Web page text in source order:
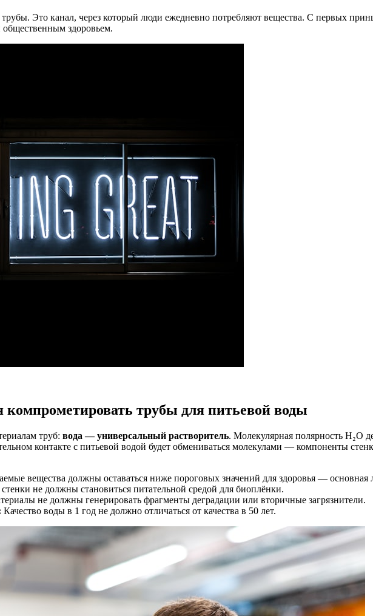
Это канал, через который люди ежедневно потребляют вещества. С первых
общественным здоровьем.
трубы для питьевой воды
труб: вода — универсальный растворитель. Молекулярная полярность H₂O
контакте с питьевой водой будет обмениваться молекулами — компоненты
вещества должны оставаться ниже пороговых значений для здоровья — основная
не должны становиться питательной средой для биоплёнки.
не должны генерировать фрагменты деградации или вторичные загрязнители.
Качество воды в 1 год не должно отличаться от качества в 50 лет.